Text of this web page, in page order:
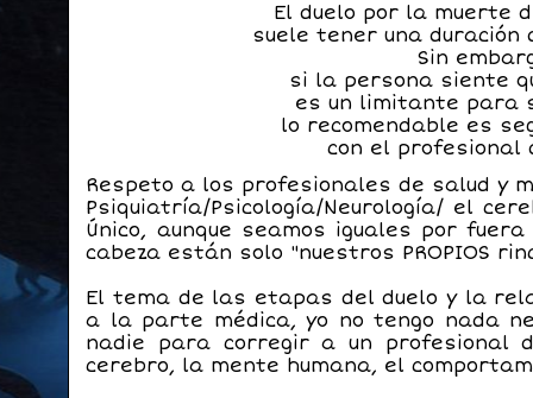
El duelo por la muerte
suele tener una duración
Sin
si la persona siente
es un limitante para
lo recomendable es
con el profesional
Respeto a los profesionales de saludy
Psiquiatría/Psicología/Neurología/ el
Único, aunque seamos iguales por
cabeza están solo "nuestros PROPIOS
El tema de las etapas del duelo y la
a la parte médica, yo no tengo nada
nadie para corregir a un profesional
cerebro, la mente humana, el